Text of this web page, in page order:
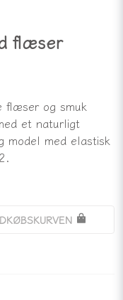
flæser
flæser og smuk
et naturligt
model med elastisk